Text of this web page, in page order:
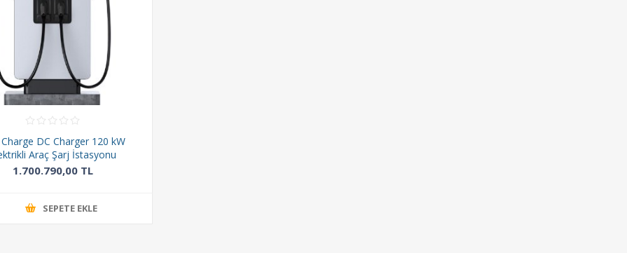
DC Charger 120 kW
Araç Şarj İstasyonu
1.700.790,00 TL
SEPETE EKLE